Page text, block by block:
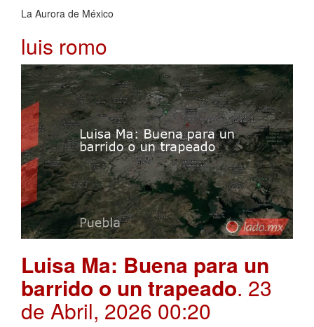
La Aurora de México
luis romo
Luisa Ma: Buena para un
barrido o un trapeado. 23
de Abril, 2026 00:20